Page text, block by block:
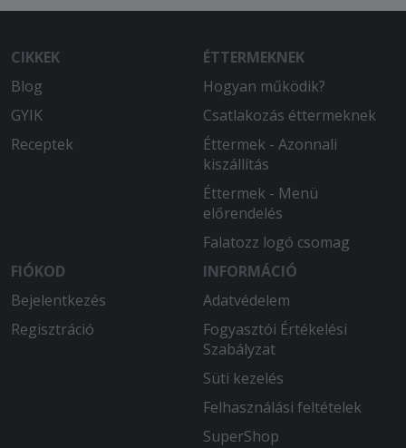
CIKKEK
Blog
GYIK
Receptek
ÉTTERMEKNEK
Hogyan működik?
Csatlakozás éttermeknek
Éttermek - Azonnali
kiszállítás
Éttermek - Menü
előrendelés
Falatozz logó csomag
FIÓKOD
Bejelentkezés
Regisztráció
INFORMÁCIÓ
Adatvédelem
Fogyasztói Értékelési
Szabályzat
Süti kezelés
Felhasználási feltételek
SuperShop